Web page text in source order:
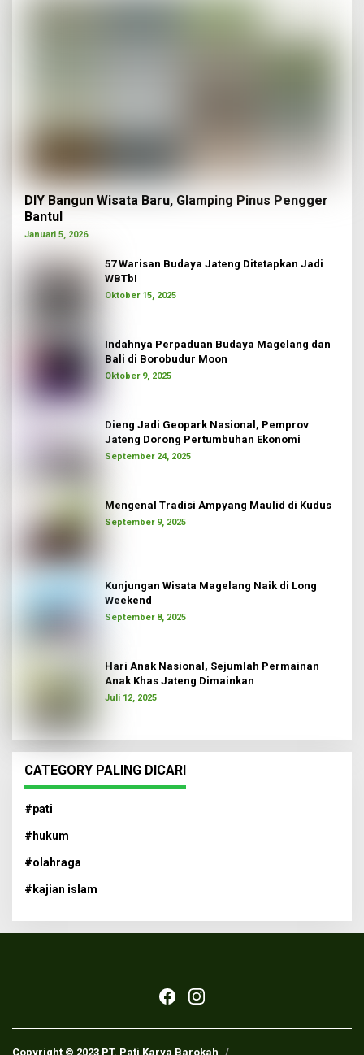
DIY Bangun Wisata Baru, Glamping Pinus Pengger
Bantul
Januari 5, 2026
57 Warisan Budaya Jateng Ditetapkan Jadi
WBTbI
Oktober 15, 2025
Indahnya Perpaduan Budaya Magelang dan
Bali di Borobudur Moon
Oktober 9, 2025
Dieng Jadi Geopark Nasional, Pemprov
Jateng Dorong Pertumbuhan Ekonomi
September 24, 2025
Mengenal Tradisi Ampyang Maulid di Kudus
September 9, 2025
Kunjungan Wisata Magelang Naik di Long
Weekend
September 8, 2025
Hari Anak Nasional, Sejumlah Permainan
Anak Khas Jateng Dimainkan
Juli 12, 2025
CATEGORY PALING DICARI
#pati
#hukum
#olahraga
#kajian islam
Copyright © 2023 PT. Pati Karya Barokah